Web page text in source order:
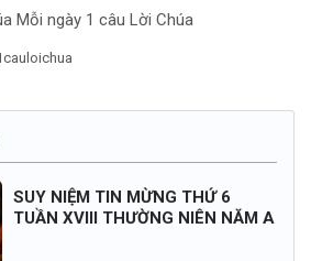
Mỗi ngày 1 câu Lời Chúa
SUY NIỆM TIN MỪNG THỨ 6
TUẦN XVIII THƯỜNG NIÊN NĂM A